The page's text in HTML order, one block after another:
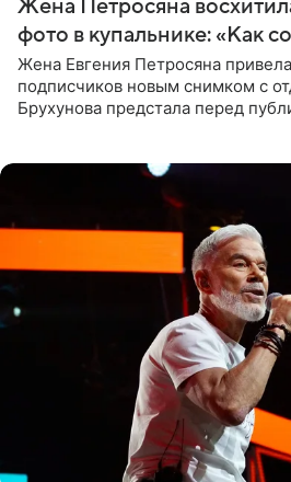
Жена Петросяна
фото в купальнике: «Как
Жена Евгения Петросяна
подписчиков новым снимком с
Брухунова предстала перед